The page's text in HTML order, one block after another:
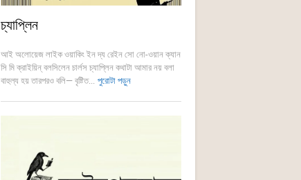
চ্যাপ্লিন
আই অলোয়েজ লাইক ওয়াকিং ইন দ্য রেইন সো নো-ওয়ান ক্যান
সি মি ক্রাইয়িন্ বলসিলেন চার্লস চ্যাপ্লিন কথাটা আমার নয় বলা
বাহুল্য হয় তারপরও বলি— বৃষ্টিত... পুরোটা পড়ুন